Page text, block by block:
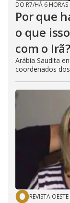
DO R7/HÁ 6 HORAS
Por que
o que
com o Irã?
Arábia Saudita
coordenados
REVISTA OESTE